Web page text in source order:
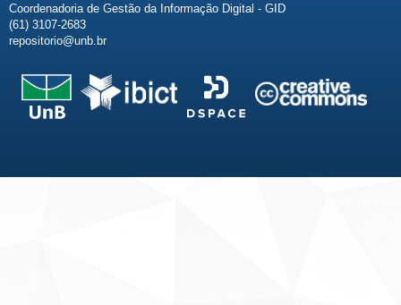
Coordenadoria de Gestão da Informação Digital - GID
(61) 3107-2683
repositorio@unb.br